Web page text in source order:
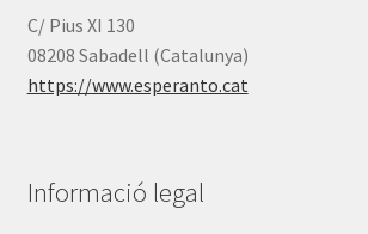
C/ Pius XI 130
08208 Sabadell (Catalunya)
https://www.esperanto.cat
Informació legal